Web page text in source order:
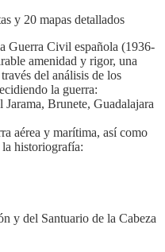
y 20 mapas detallados
Guerra Civil española (1936-
amenidad y rigor, una
del análisis de los
la guerra:
Brunete, Guadalajara
aérea y marítima, así como
la historiografía:
y del Santuario de la Cabeza